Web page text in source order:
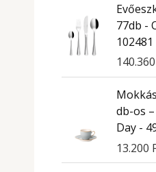
77db -
102481
140.360
db-os
Day -
13.200